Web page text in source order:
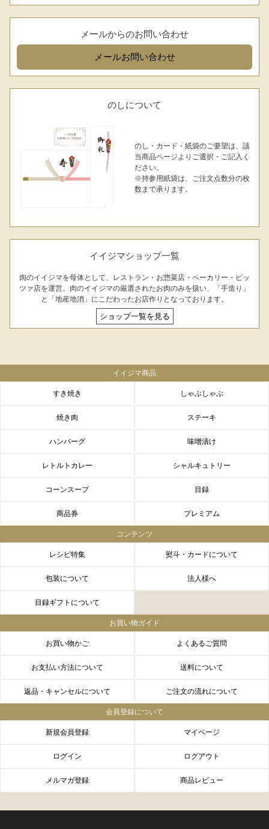
受付：9:00～17:30(日曜日を除く)
シーン別特集
お中元ハムギフ
高級肉ギフト
LINEギフト ふるさと納税
メールからのお問い合わせ
メールお問い合わせ
のしについて
のし・カード・紙袋のご要望は、該
当商品ページよりご選択・ご記入く
ださい。
※持参用紙袋は、ご注文点数分の枚
数まで承ります。
イイジマショップ一覧
肉のイイジマを母体として、レストラン・お惣菜店・ベーカリー・ピッ
ツァ店を運営。肉のイイジマの厳選されたお肉のみを扱い、「手造り」
と「地産地消」にこだわったお店作りとなっております。
ショップ一覧を見る
イイジマ商品
すき焼き しゃぶしゃぶ
焼き肉 ステーキ
ハンバーグ 味噌漬け
レトルトカレー シャルキュトリー
コーンスープ 目録
商品券 プレミアム
コンテンツ
レシピ特集 熨斗・カードについて
包装について 法人様へ
目録ギフトについて
お買い物ガイド
お買い物かご よくあるご質問
お支払い方法について 送料について
返品・キャンセルについて ご注文の流れについて
会員登録について
新規会員登録 マイページ
ログイン ログアウト
メルマガ登録 商品レビュー